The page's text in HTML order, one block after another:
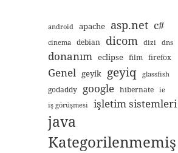
android apache asp.net c#
cinema debian dicom dizi dns
donanım eclipse film firefox
Genel geyik geyiq glassfish
godaddy google hibernate
ie
iş görüşmesi
işletim sistemleri
java
Kategorilenmemiş